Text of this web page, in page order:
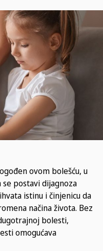
ovom bolešću, u
postavi dijagnoza
istinu i činjenicu da
načina života. Bez
bolesti,
omogućava